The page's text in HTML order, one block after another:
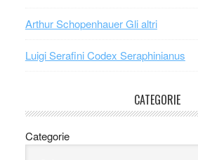
Arthur Schopenhauer Gli altri
Luigi Serafini Codex Seraphinianus
CATEGORIE
Categorie